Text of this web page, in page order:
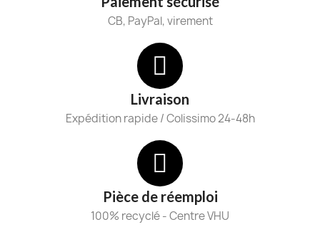
CB, PayPal, virement
Livraison
Expédition rapide / Colissimo 24-48h
Pièce de réemploi
100% recyclé - Centre VHU